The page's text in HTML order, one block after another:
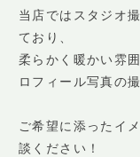
当店ではスタジオ
ており、
柔らかく暖かい雰
ロフィール写真の
ご希望に添ったイ
談ください！